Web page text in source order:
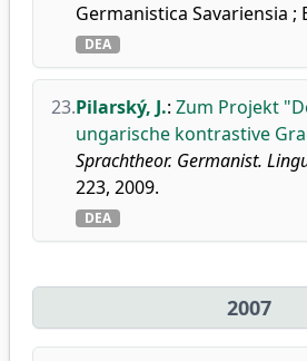
Germanistica Savariensia ;
DEA
23.Pilarský, J.: Zum Projekt
ungarische kontrastive
Sprachtheor. Germanist.
223, 2009.
DEA
2007